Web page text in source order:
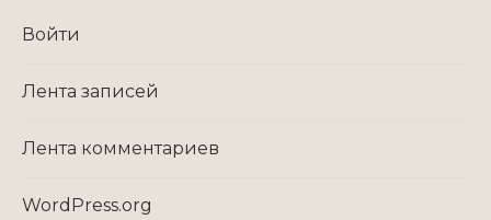
Войти
Лента записей
Лента комментариев
WordPress.org